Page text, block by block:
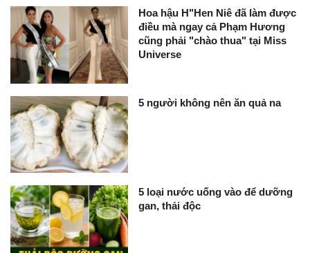
Hoa hậu H"Hen Niê đã làm được
điều mà ngay cả Phạm Hương
cũng phải "chào thua" tại Miss
Universe
5 người không nên ăn quả na
5 loại nước uống vào để dưỡng
gan, thải độc